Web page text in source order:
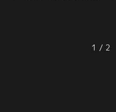
ュルビュラースン」について、ケニ
ー御子柴博士より報告。極東地域の
1